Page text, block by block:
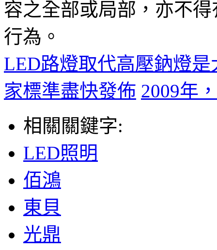
容之全部或局部，亦不
行為。
LED路燈取代高壓鈉燈
家標準盡快發佈 2009年
相關關鍵字:
LED照明
佰鴻
東貝
光鼎